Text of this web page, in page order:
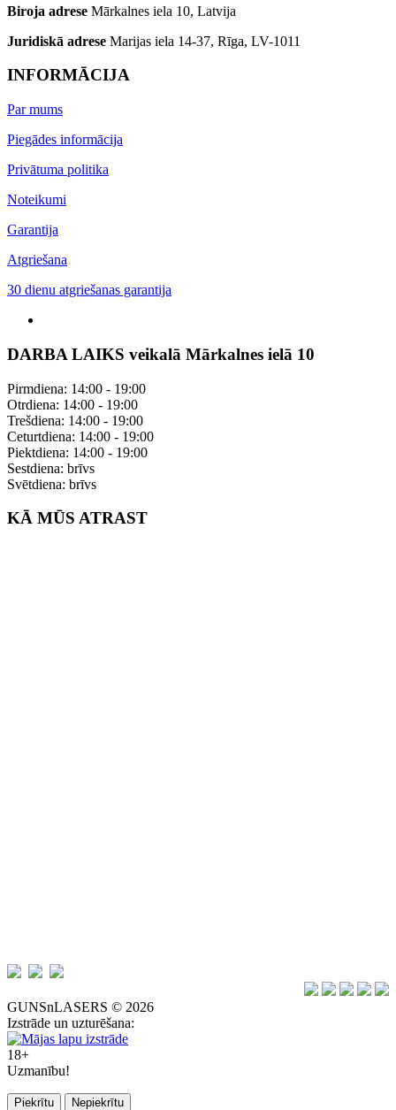
Biroja adrese Mārkalnes iela 10, Latvija
Juridiskā adrese Marijas iela 14-37, Rīga, LV-1011
INFORMĀCIJA
Par mums
Piegādes informācija
Privātuma politika
Noteikumi
Garantija
Atgriešana
30 dienu atgriešanas garantija
DARBA LAIKS veikalā Mārkalnes ielā 10
Pirmdiena: 14:00 - 19:00
Otrdiena: 14:00 - 19:00
Trešdiena: 14:00 - 19:00
Ceturtdiena: 14:00 - 19:00
Piektdiena: 14:00 - 19:00
Sestdiena: brīvs
Svētdiena: brīvs
KĀ MŪS ATRAST
GUNSnLASERS © 2026
Izstrāde un uzturēšana:
18+
Uzmanību!
Piekrītu Nepiekrītu